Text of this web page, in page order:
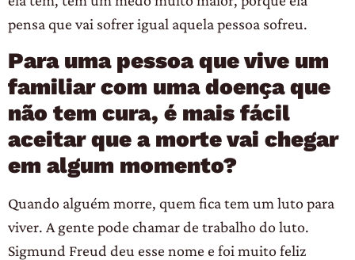
pensa que vai sofrer igual aquela pessoa sofreu.
Para uma pessoa que vive um
familiar com uma doença que
não tem cura, é mais fácil
aceitar que a morte vai chegar
em algum momento?
Quando alguém morre, quem fica tem um luto para
viver. A gente pode chamar de trabalho do luto.
Sigmund Freud deu esse nome e foi muito feliz